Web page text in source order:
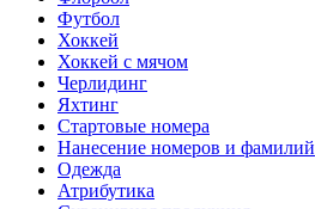
Футбол
Хоккей
Хоккей с мячом
Черлидинг
Яхтинг
Стартовые номера
Нанесение номеров и фамилий
Одежда
Атрибутика